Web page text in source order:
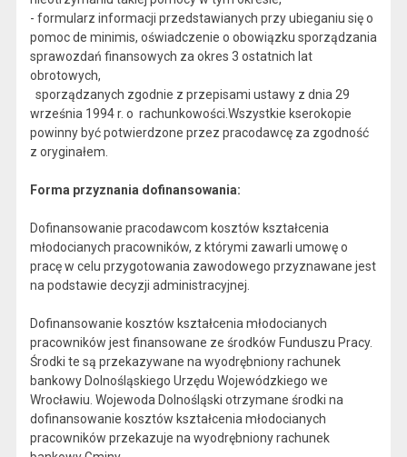
- formularz informacji przedstawianych przy ubieganiu się o
pomoc de minimis, oświadczenie o obowiązku sporządzania
sprawozdań finansowych za okres 3 ostatnich lat
obrotowych,
sporządzanych zgodnie z przepisami ustawy z dnia 29
września 1994 r. o rachunkowości.Wszystkie kserokopie
powinny być potwierdzone przez pracodawcę za zgodność
z oryginałem.
Forma przyznania dofinansowania:
Dofinansowanie pracodawcom kosztów kształcenia
młodocianych pracowników, z którymi zawarli umowę o
pracę w celu przygotowania zawodowego przyznawane jest
na podstawie decyzji administracyjnej.
Dofinansowanie kosztów kształcenia młodocianych
pracowników jest finansowane ze środków Funduszu Pracy.
Środki te są przekazywane na wyodrębniony rachunek
bankowy Dolnośląskiego Urzędu Wojewódzkiego we
Wrocławiu. Wojewoda Dolnośląski otrzymane środki na
dofinansowanie kosztów kształcenia młodocianych
pracowników przekazuje na wyodrębniony rachunek